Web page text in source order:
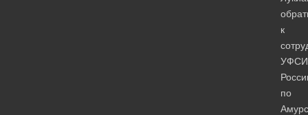
к
по